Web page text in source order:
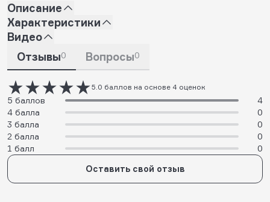
Описание
Характеристики
Видео
Отзывы0 Вопросы0
5.0 баллов на основе 4 оценок
5 баллов
4
4 балла
0
3 балла
0
2 балла
0
1 балл
0
Оставить свой отзыв